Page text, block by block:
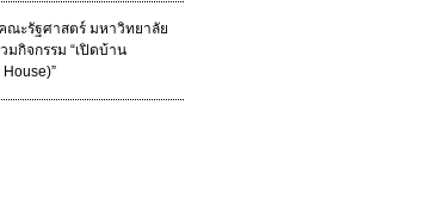
คณะรัฐศาสตร์ มหาวิทยาลัย
มกิจกรรม “เปิดบ้าน